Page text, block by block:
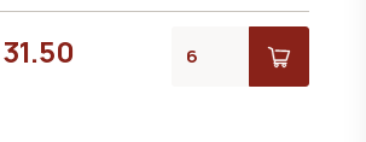
31.50